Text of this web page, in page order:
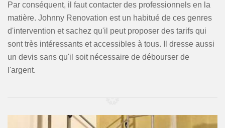
Par conséquent, il faut contacter des professionnels en la
matière. Johnny Renovation est un habitué de ces genres
d'intervention et sachez qu'il peut proposer des tarifs qui
sont très intéressants et accessibles à tous. Il dresse aussi
un devis sans qu'il soit nécessaire de débourser de
l'argent.